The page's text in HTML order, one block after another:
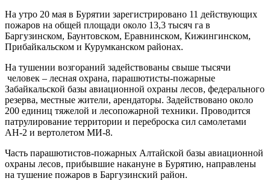
На утро 20 мая в Бурятии зарегистрировано 11 действующих
пожаров на общей площади около 13,3 тысяч га в
Баргузинском, Баунтовском, Еравнинском, Кижингинском,
Прибайкальском и Курумканском районах.
На тушении возгораний задействованы свыше тысячи
человек – лесная охрана, парашютисты-пожарные
Забайкальской базы авиационной охраны лесов, федерального
резерва, местные жители, арендаторы. Задействовано около
200 единиц тяжелой и лесопожарной техники. Проводится
патрулирование территории и переброска сил самолетами
АН-2 и вертолетом МИ-8.
Часть парашютистов-пожарных Алтайской базы авиационной
охраны лесов, прибывшие накануне в Бурятию, направлены
на тушение пожаров в Баргузинский район.